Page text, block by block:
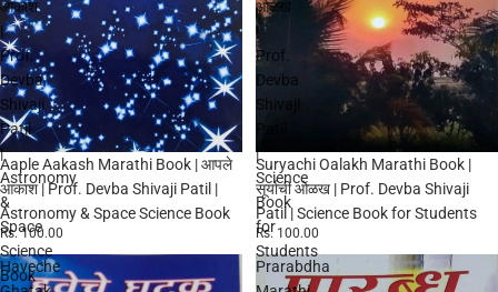
आकाश
|
Prof.
Devba
Shivaji
Patil
|
Astronomy
&
Space
Science
Book
Aaple Aakash Marathi Book | आपले
आकाश | Prof. Devba Shivaji Patil |
Astronomy & Space Science Book
Rs. 100.00
ओळख
|
Prof.
Devba
Shivaji
Patil
|
Science
Book
for
Students
Suryachi Oalakh Marathi Book |
सूर्याची ओळख | Prof. Devba Shivaji
Patil | Science Book for Students
Rs. 100.00
Haveche
Prarabdha